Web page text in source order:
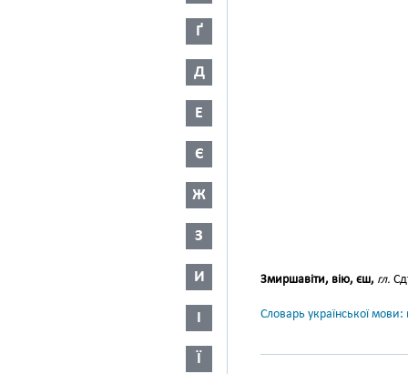
Ґ
Д
Е
Є
Ж
З
И
І
Ї
Змиршавіти, вію, єш, гл.
Словарь української